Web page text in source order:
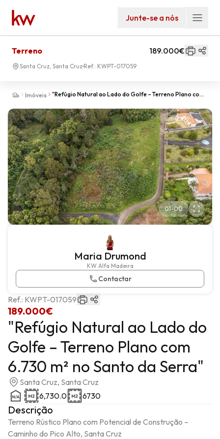
Junte-se a nós
Imóveis
"Refúgio Natural ao Lado do Golfe – Terreno Plano com
Terreno 189.000€
Santa Cruz, Santa Cruz Ref.: KWPT-017059
01-00
Maria Drumond
KW Alfa Madeira
Contactar
189.000€
Ref.: KWPT-017059
"Refúgio Natural ao Lado do
Golfe – Terreno Plano com
6.730 m² no Santo da Serra"
Santa Cruz, Santa Cruz
6,730.0
6730
Descrição
Terreno Rústico Plano com Potencial de Construção –
Caminho do Pico Alto, Santa Cruz